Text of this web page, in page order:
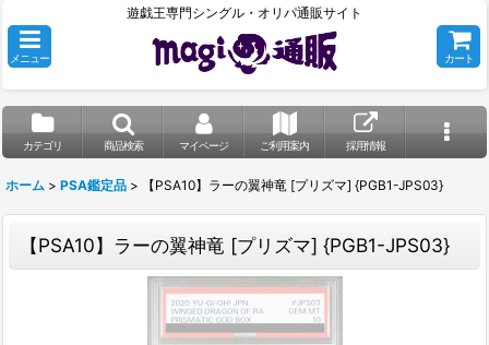
遊戯王専門シングル・オリパ通販サイト
メニュー カート
カテゴリ 商品検索 マイページ ご利用案内 採用情報
ホーム > PSA鑑定品 > 【PSA10】ラーの翼神竜 [プリズマ] {PGB1-JPS03}
【PSA10】ラーの翼神竜 [プリズマ] {PGB1-JPS03}